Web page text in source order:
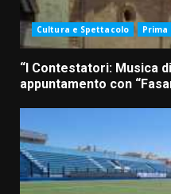
Cultura e Spettacolo Prima
“I Contestatori: Musica
appuntamento con